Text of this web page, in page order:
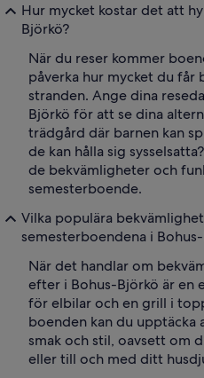
Hur mycket kostar det att
Björkö?
När du reser kommer
påverka hur mycket du får
stranden. Ange dina
Björkö för att se dina
trädgård där barnen kan
de kan hålla sig
de bekvämligheter och
semesterboende.
Vilka populära
semesterboendena i
När det handlar om
efter i Bohus-Björkö är en
för elbilar och en grill i
boenden kan du upptäcka
smak och stil, oavsett om
eller till och med ditt